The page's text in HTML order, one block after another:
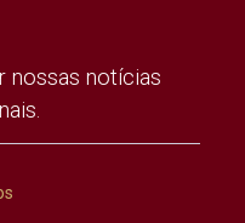
nossas notícias